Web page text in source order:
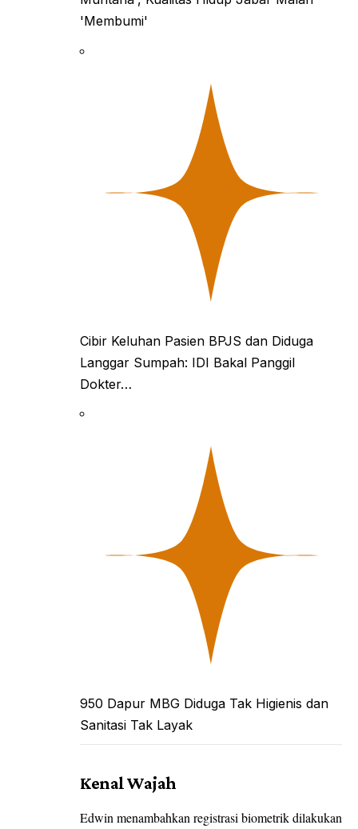
'Membumi'
Cibir Keluhan Pasien BPJS dan Diduga
Langgar Sumpah: IDI Bakal Panggil
Dokter…
950 Dapur MBG Diduga Tak Higienis dan
Sanitasi Tak Layak
Kenal Wajah
Edwin menambahkan registrasi biometrik dilakukan